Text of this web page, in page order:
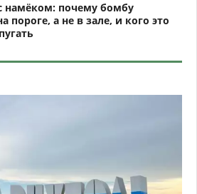
намёком: почему бомбу
пороге, а не в зале, и кого это